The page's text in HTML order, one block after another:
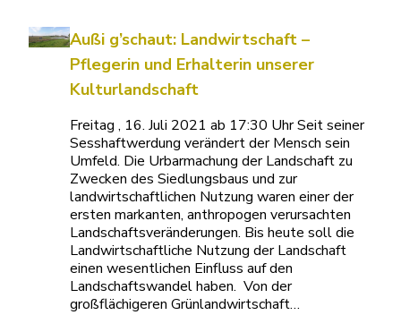
Außi g’schaut: Landwirtschaft –
Pflegerin und Erhalterin unserer
Kulturlandschaft
Freitag , 16. Juli 2021 ab 17:30 Uhr Seit seiner
Sesshaftwerdung verändert der Mensch sein
Umfeld. Die Urbarmachung der Landschaft zu
Zwecken des Siedlungsbaus und zur
landwirtschaftlichen Nutzung waren einer der
ersten markanten, anthropogen verursachten
Landschaftsveränderungen. Bis heute soll die
Landwirtschaftliche Nutzung der Landschaft
einen wesentlichen Einfluss auf den
Landschaftswandel haben. Von der
großflächigeren Grünlandwirtschaft…